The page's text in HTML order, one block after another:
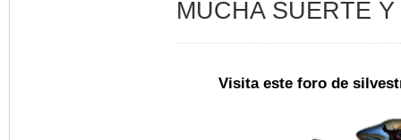
MUCHA SUERTE Y
Visita este foro de